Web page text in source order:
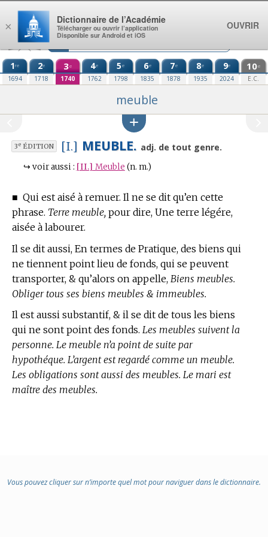
Aller au contenu
1re
1694
2e
1718
3e
1740
4e
1762
5e
1798
6e
1835
7e
1878
8e
1935
9e
2024
10e
E.C.
meuble
3eÉDITION [I.] MEUBLE. adj. de tout genre.
↪ voir aussi : [II.] Meuble (n. m.)
■ Qui est aisé à remuer. Il ne se dit qu’en cette
phrase. Terre meuble, pour dire, Une terre légére,
aisée à labourer.
Il se dit aussi, En termes de Pratique, des biens qui
ne tiennent point lieu de fonds, qui se peuvent
transporter, & qu’alors on appelle, Biens meubles.
Obliger tous ses biens meubles & immeubles.
Il est aussi substantif, & il se dit de tous les biens
qui ne sont point des fonds. Les meubles suivent la
personne. Le meuble n’a point de suite par
hypothéque. L’argent est regardé comme un meuble.
Les obligations sont aussi des meubles. Le mari est
maître des meubles.
Vous pouvez cliquer sur n’importe quel mot pour naviguer dans le dictionnaire.
×
Dictionnaire de l’Académie
Télécharger ou ouvrir l’application
Disponible sur Android et iOS
OUVRIR